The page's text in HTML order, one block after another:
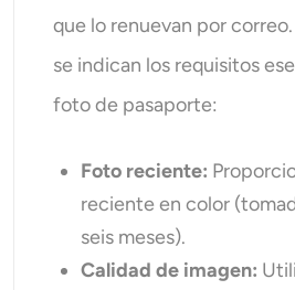
que lo renuevan por
se indican los requisitos
foto de pasaporte:
Foto reciente:
reciente en color
seis meses).
Calidad de imagen: